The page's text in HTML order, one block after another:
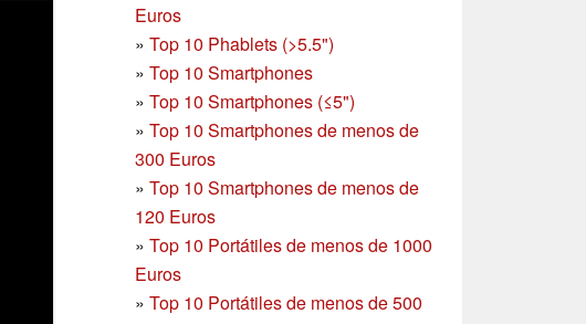
Euros
» Top 10 Phablets (>5.5")
» Top 10 Smartphones
» Top 10 Smartphones (≤5")
» Top 10 Smartphones de menos de
300 Euros
» Top 10 Smartphonesde menos de
120 Euros
» Top 10 Portátiles de menos de 1000
Euros
» Top 10 Portátiles de menos de 500